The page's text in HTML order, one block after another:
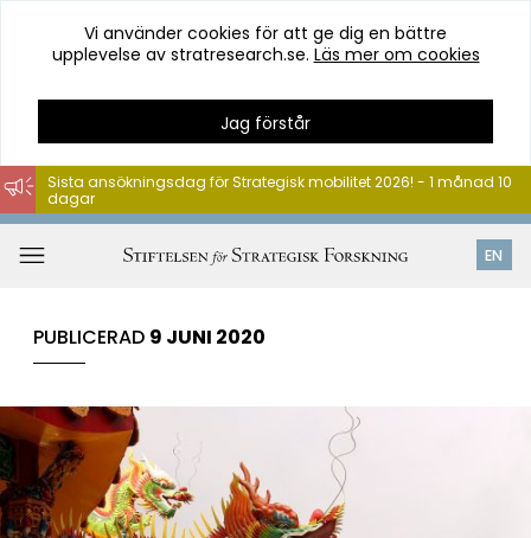
Hoppa
till
innehåll
Vi använder cookies för att ge dig en bättre
upplevelse av stratresearch.se. Läs mer om cookies
Jag förstår
EN
Sista ansökningsdag för Strategisk mobilitet 2026! - 1 månad 10
dagar
PUBLICERAD 9 JUNI 2020